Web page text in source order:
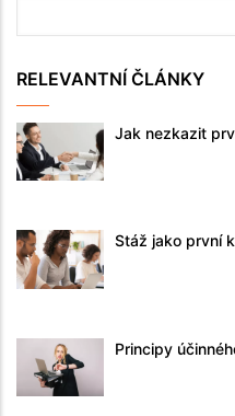
RELEVANTNÍ ČLÁNKY
Jak nezkazit
Stáž jako první
Principy